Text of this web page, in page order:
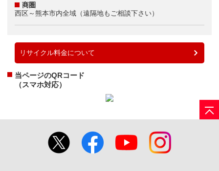
商圏
西区～熊本市内全域（遠隔地もご相談下さい）
リサイクル料金について
当ページのQRコード
（スマホ対応）